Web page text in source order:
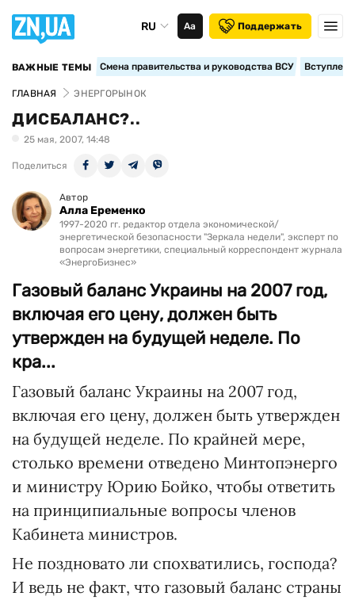
RU Аа Поддержать
ВАЖНЫЕ ТЕМЫ Смена правительства и руководства ВСУ
ГЛАВНАЯ ЭНЕРГОРЫНОК
ДИСБАЛАНС?..
25 мая, 2007, 14:48
Поделиться
Автор
Алла Еременко
1997-2020 гг. редактор отдела экономической/
энергетической безопасности "Зеркала недели", эксперт по
вопросам энергетики, специальный корреспондент журнала
«ЭнергоБизнес»
Газовый баланс Украины на 2007 год,
включая его цену, должен быть
утвержден на будущей неделе. По
кра...
Газовый баланс Украины на 2007 год,
включая его цену, должен быть утвержден
на будущей неделе. По крайней мере,
столько времени отведено Минтопэнерго
и министру Юрию Бойко, чтобы ответить
на принципиальные вопросы членов
Кабинета министров.
Не поздновато ли спохватились, господа?
И ведь не факт, что газовый баланс страны